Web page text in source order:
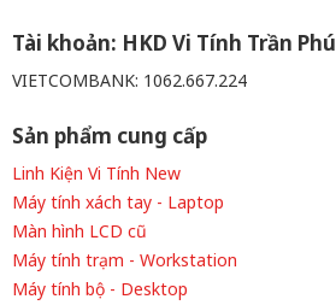
Tài khoản: HKD Vi Tính Trần Phú
VIETCOMBANK: 1062.667.224
Sản phẩm cung cấp
Linh Kiện Vi Tính New
Máy tính xách tay - Laptop
Màn hình LCD cũ
Máy tính trạm - Workstation
Máy tính bộ - Desktop